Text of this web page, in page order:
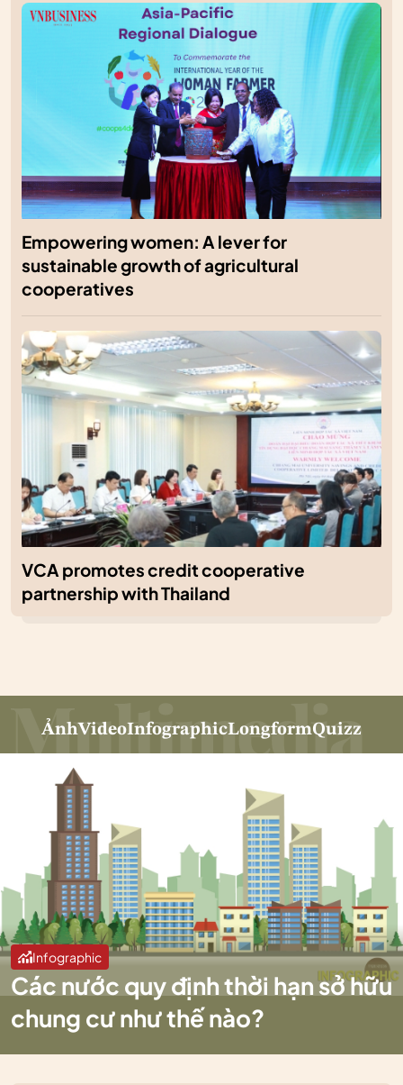
Empowering women: A lever for
sustainable growth of agricultural
cooperatives
VCA promotes credit cooperative
partnership with Thailand
ẢnhVideoInfographicLongformQuizz
Infographic
Các nước quy định thời hạn sở hữu
chung cư như thế nào?